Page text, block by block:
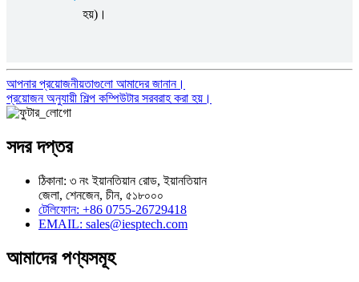
হয়)।
আপনার প্রয়োজনীয়তাগুলো আমাদের জানান।
প্রয়োজন অনুযায়ী শিল্প কম্পিউটার সরবরাহ করা হয়।
সদর দপ্তর
ঠিকানা: ৩ নং ইয়ানতিয়ান রোড, ইয়ানতিয়ান
জেলা, শেনজেন, চীন, ৫১৮০০০
টেলিফোন: +86 0755-26729418
EMAIL: sales@iesptech.com
আমাদের পণ্যসমূহ